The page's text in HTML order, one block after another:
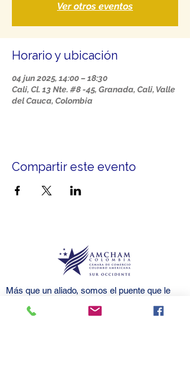
Ver otros eventos
Horario y ubicación
04 jun 2025, 14:00 – 18:30
Cali, Cl. 13 Nte. #8 -45, Granada, Cali, Valle
del Cauca, Colombia
Compartir este evento
Más que un aliado, somos el puente que le